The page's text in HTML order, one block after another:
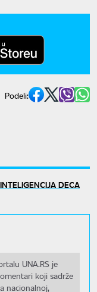
Podeli:
DECA
UNA.RS je
koji sadrže
nacionalnoj,